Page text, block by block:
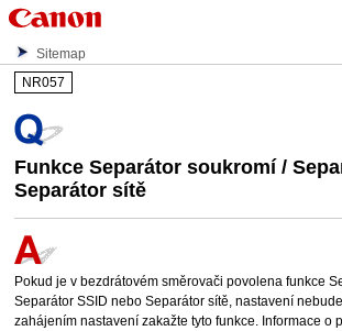
Sitemap
NR057
Funkce Separátor soukromí /
Separátor sítě
Pokud je v bezdrátovém směrovači povolena funkce
Separátor SSID nebo Separátor sítě, nastavení
zahájením nastavení zakažte tyto funkce. Informace o